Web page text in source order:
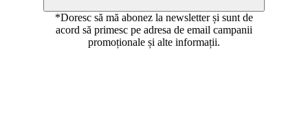
*Doresc să mă abonez la newsletter și sunt de
acord să primesc pe adresa de email campanii
promoționale și alte informații.